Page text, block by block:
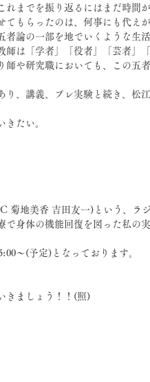
れまでを振り返るにはまだ時間
てもらったのは、何事にも代え
者論の一部を地でいくような生
師は「学者」「役者」「芸者」
師や研究職においても、この五
、講義、プレ実験と続き、松
きたい。
菊地美香 吉田友一)という、ラ
で身体の機能回復を図った私の
～(予定)となっております。
きましょう！！(照)